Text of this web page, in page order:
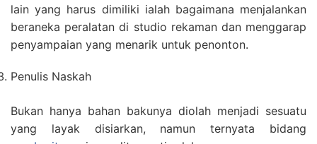
lain yang harus dimiliki ialah bagaimana menjalankan
beraneka peralatan di studio rekaman dan menggarap
penyampaian yang menarik untuk penonton.
Penulis Naskah
Bukan hanya bahan bakunya diolah menjadi sesuatu
yang layak disiarkan, namun ternyata bidang